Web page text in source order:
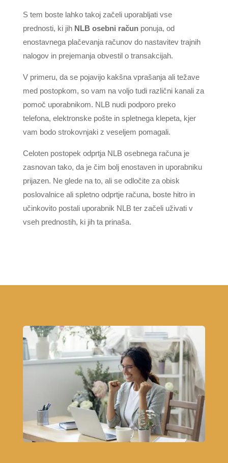
S tem boste lahko takoj začeli uporabljati vse
prednosti, ki jih NLB osebni računponuja, od
enostavnega plačevanja računov do nastavitev trajnih
nalogov in prejemanja obvestil o transakcijah.
V primeru, da se pojavijo kakšna vprašanja ali težave
med postopkom, so vam na voljo tudi različni kanali za
pomoč uporabnikom. NLB nudi podporo preko
telefona, elektronske pošte in spletnega klepeta, kjer
vam bodo strokovnjaki z veseljem pomagali.
Celoten postopek odprtja NLB osebnega računa je
zasnovan tako, da je čim bolj enostaven in uporabniku
prijazen. Ne glede na to, ali se odločite za obisk
poslovalnice ali spletno odprtje računa, boste hitro in
učinkovito postali uporabnik NLB ter začeli uživati v
vseh prednostih, ki jih ta prinaša.